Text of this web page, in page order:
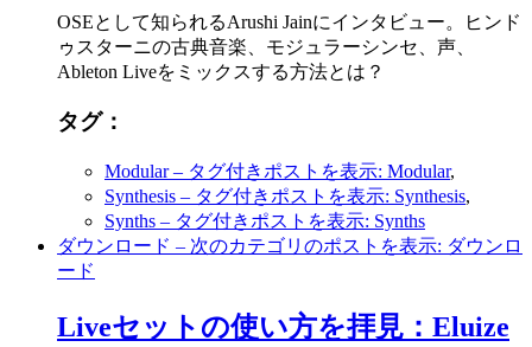
OSEとして知られるArushi Jainにインタビュー。ヒンド
ゥスターニの古典音楽、モジュラーシンセ、声、
Ableton Liveをミックスする方法とは？
タグ：
Modular– タグ付きポストを表示: Modular,
Synthesis – タグ付きポストを表示: Synthesis,
Synths – タグ付きポストを表示: Synths
ダウンロード – 次のカテゴリのポストを表示: ダウンロ
ード
Liveセットの使い方を拝見：Eluize